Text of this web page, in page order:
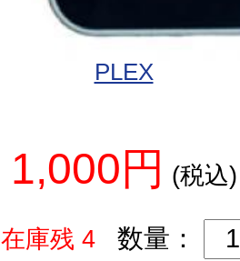
PLEX
1,000円 (税込)
在庫残 4 数量：